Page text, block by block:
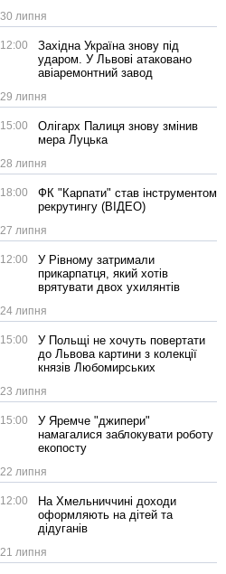
30 липня
12:00
Західна Україна знову під
ударом. У Львові атаковано
авіаремонтний завод
29 липня
15:00
Олігарх Палиця знову змінив
мера Луцька
28 липня
18:00
ФК "Карпати" став інструментом
рекрутингу (ВІДЕО)
27 липня
12:00
У Рівному затримали
прикарпатця, який хотів
врятувати двох ухилянтів
24 липня
15:00
У Польщі не хочуть повертати
до Львова картини з колекції
князів Любомирських
23 липня
15:00
У Яремче "джипери"
намагалися заблокувати роботу
екопосту
22 липня
12:00
На Хмельниччині доходи
оформляють на дітей та
дідуганів
21 липня